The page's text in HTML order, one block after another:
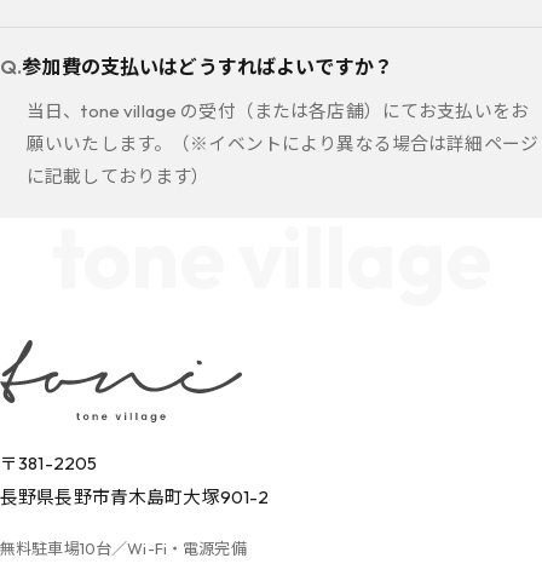
参加費の支払いはどうすればよいですか？
当日、tone village の受付（または各店舗）にてお支払いをお
願いいたします。（※イベントにより異なる場合は詳細ページ
に記載しております）
〒381-2205
長野県長野市青木島町大塚901-2
無料駐車場10台／Wi-Fi・電源完備